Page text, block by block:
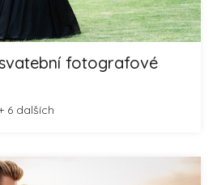
fotografové
6 dalších